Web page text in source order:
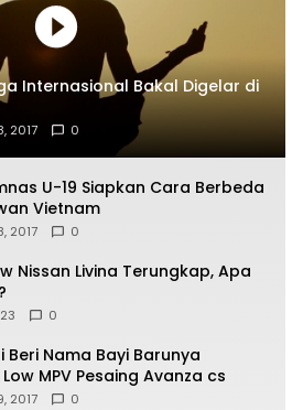
Internasional Bakal Digelar di
2017 0
U-19 Siapkan Cara Berbeda
Vietnam
2017 0
Nissan Livina Terungkap, Apa
0
Beri Nama Bayi Barunya
MPV Pesaing Avanza cs
2017 0